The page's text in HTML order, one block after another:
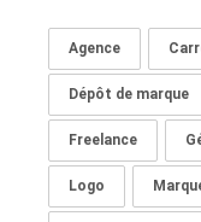
Agence
Dépôt de marque
Freelance
Logo